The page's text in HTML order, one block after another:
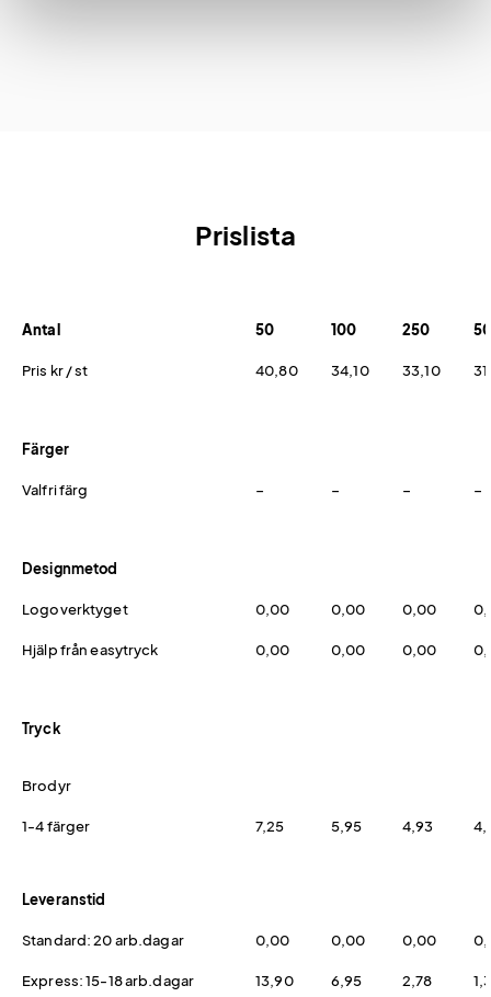
Prislista
Antal 50 100 250
Pris kr / st 40,80 34,10 33,10
Färger
Valfri färg − − − −
Designmetod
Logoverktyget 0,00 0,00 0,00
Hjälp från easytryck 0,00 0,00 0,00
Tryck
Brodyr
1-4 färger 7,25 5,95 4,93
Leveranstid
Standard: 20 arb.dagar 0,00 0,00 0,00
Express: 15-18 arb.dagar 13,90 6,95 2,78